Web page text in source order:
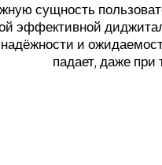
сущность
эффективной
и
падает, даже при